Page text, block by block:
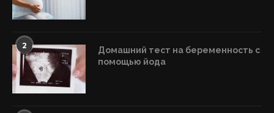
2
Домашний тест на беременность с
помощью йода